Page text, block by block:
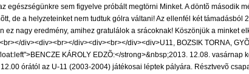
sem figyelve próbált megtörni Minket. A döntõ második
de a helyzeteinket nem tudtuk gólra váltani! Az ellenfél két támadásból
nagy eredmény, amihez gratulálok a srácoknak! Köszönjük a minket
div><div><br></div><div><br></div><div>U11, BOZSIK TORNA,
KÁROLY EDZÕ:</strong>&nbsp;2013. 12.08.
órától az U-11 (2003-2004) játékosai léptek pályára. Résztvevõ